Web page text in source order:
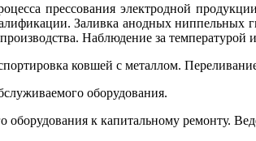
прессования электродной
Заливка анодных
Наблюдение за
ковшей с металлом.
оборудования.
оборудования к капитальному ремонту.